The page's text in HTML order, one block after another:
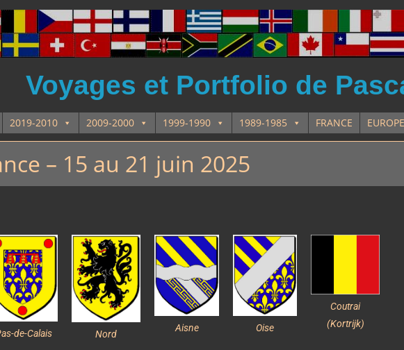
Voyages et Portfolio de
2019-2010 2009-2000 1999-1990 1989-1985 FRANCE EUROPE
– 15 au 21 juin 2025
de-Calais Nord
Aisne Oise
Coutrai
(Kortrijk)